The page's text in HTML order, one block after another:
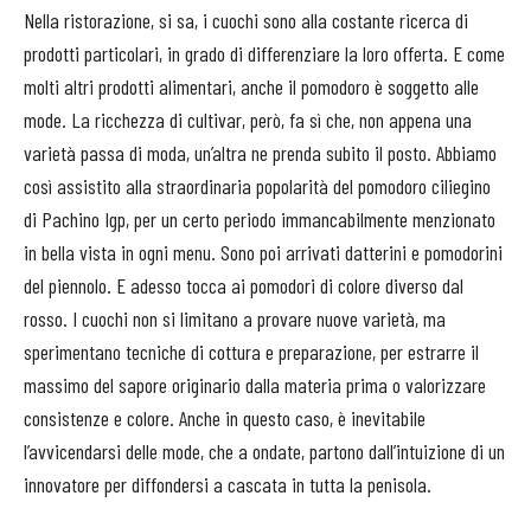
Nella ristorazione, si sa, i cuochi sono alla costante ricerca di
prodotti particolari, in grado di differenziare la loro offerta. E come
molti altri prodotti alimentari, anche il pomodoro è soggetto alle
mode. La ricchezza di cultivar, però, fa sì che, non appena una
varietà passa di moda, un’altra ne prenda subito il posto. Abbiamo
così assistito alla straordinaria popolarità del pomodoro ciliegino
di Pachino Igp, per un certo periodo immancabilmente menzionato
in bella vista in ogni menu. Sono poi arrivati datterini e pomodorini
del piennolo. E adesso tocca ai pomodori di colore diverso dal
rosso. I cuochi non si limitano a provare nuove varietà, ma
sperimentano tecniche di cottura e preparazione, per estrarre il
massimo del sapore originario dalla materia prima o valorizzare
consistenze e colore. Anche in questo caso, è inevitabile
l’avvicendarsi delle mode, che a ondate, partono dall’intuizione di un
innovatore per diffondersi a cascata in tutta la penisola.